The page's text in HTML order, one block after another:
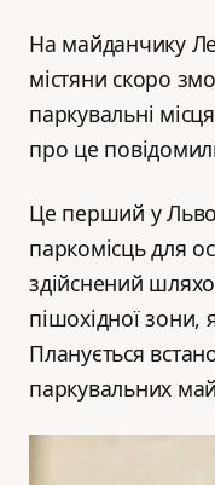
На майданчику
містяни скоро
паркувальні
про це
Це перший у
паркомісць для
здійснений
пішохідної
Планується
паркувальних